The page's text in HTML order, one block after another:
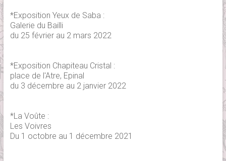
*Exposition Yeux de Saba :
Galerie du Bailli
du 25 février au 2 mars 2022
*Exposition Chapiteau Cristal :
place de l'Atre, Epinal
du 3 décembre au 2 janvier 2022
*La Voûte :
Les Voivres
Du 1 octobre au 1 décembre 2021